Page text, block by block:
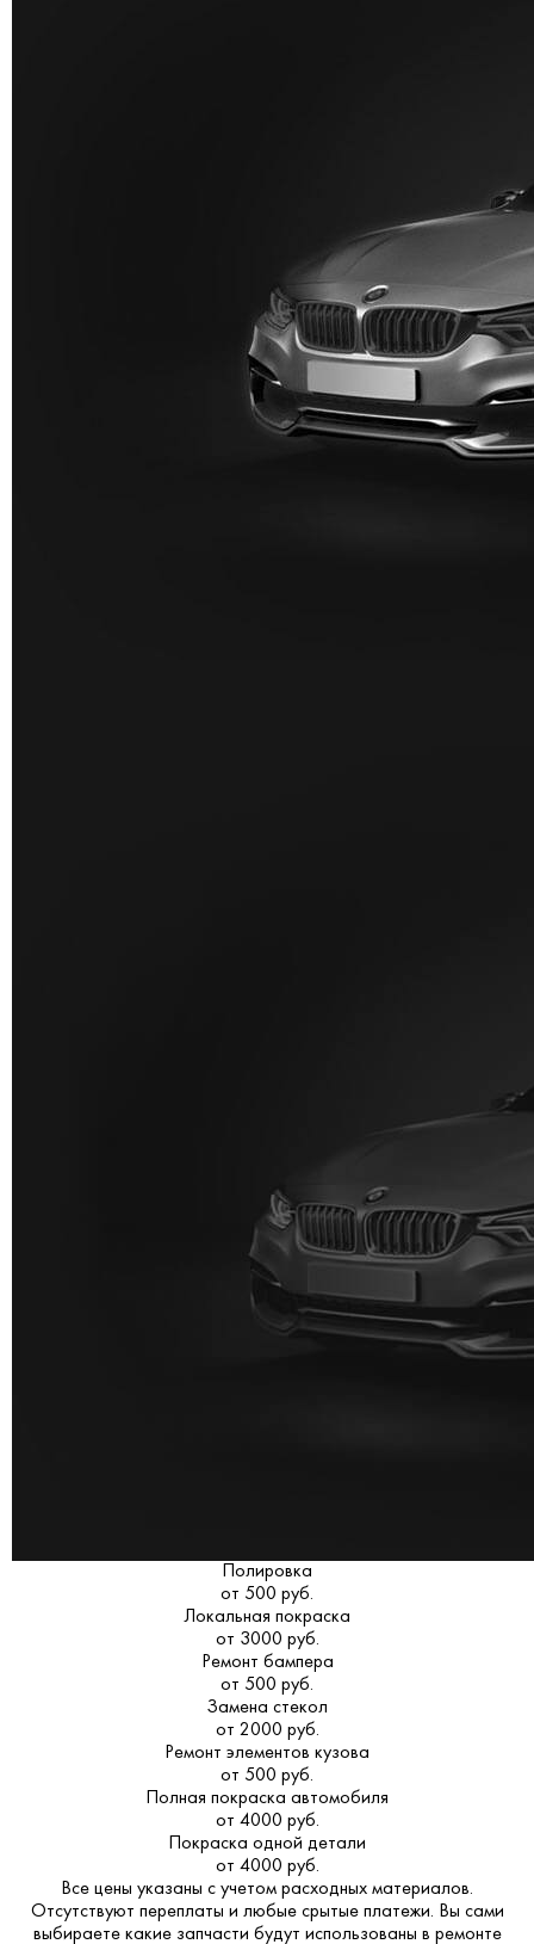
Полировка
от 500 руб.
Локальная покраска
от 3000 руб.
Ремонт бампера
от 500 руб.
Замена стекол
от 2000 руб.
Ремонт элементов кузова
от 500 руб.
Полная покраска автомобиля
от 4000 руб.
Покраска одной детали
от 4000 руб.
Все цены указаны с учетом расходных материалов.
Отсутствуют переплаты и любые срытые платежи. Вы сами
выбираете какие запчасти будут использованы в ремонте